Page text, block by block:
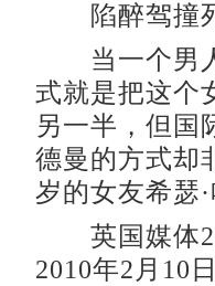
陷醉驾撞死
当一个男人
式就是把这个
另一半，但国
德曼的方式却
岁的女友希瑟
英国媒体2
2010年2月10